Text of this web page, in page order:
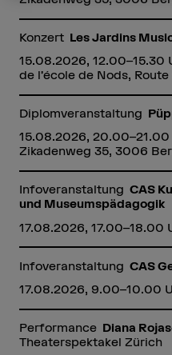
Konzert Les Jardins
15.08.2026, 12.00–15.30
de l’école de Nods,
Diplomveranstaltung
15.08.2026, 20.00–21.00
Zikadenweg 35, 3006
Infoveranstaltung CAS
und Museumspädagogik
17.08.2026, 17.00–18.00
Infoveranstaltung CAS
17.08.2026, 9.00–10.00
Performance Diana
Theaterspektakel Zürich